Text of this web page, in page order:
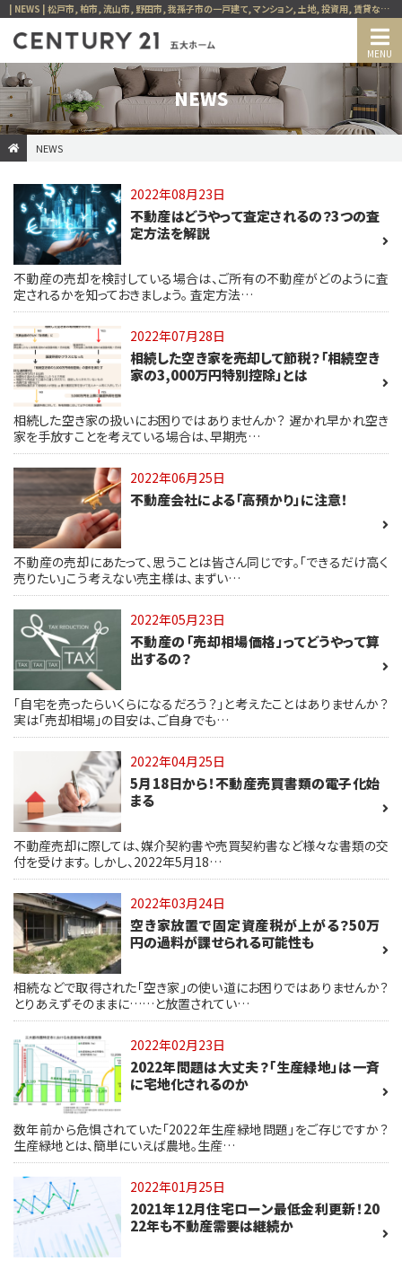
| NEWS | 松戸市, 柏市, 流山市, 野田市, 我孫子市の一戸建て, マンション, 土地, 投資用, 賃貸など、不動産の事ならセンチュリー21五大ホーム
NEWS
NEWS
2022年08月23日
不動産はどうやって査定されるの？3つの査
定方法を解説
不動産の売却を検討している場合は、ご所有の不動産がどのように査
定されるかを知っておきましょう。 査定方法…
2022年07月28日
相続した空き家を売却して節税？「相続空き
家の3,000万円特別控除」とは
相続した空き家の扱いにお困りではありませんか？ 遅かれ早かれ空き
家を手放すことを考えている場合は、早期売…
2022年06月25日
不動産会社による「高預かり」に注意！
不動産の売却にあたって、思うことは皆さん同じです。「できるだけ高く
売りたい」こう考えない売主様は、まずい…
2022年05月23日
不動産の「売却相場価格」ってどうやって算
出するの？
「自宅を売ったらいくらになるだろう？」と考えたことはありませんか？
実は「売却相場」の目安は、ご自身でも…
2022年04月25日
5月18日から！不動産売買書類の電子化始
まる
不動産売却に際しては、媒介契約書や売買契約書など様々な書類の交
付を受けます。 しかし、2022年5月18…
2022年03月24日
空き家放置で固定資産税が上がる？50万
円の過料が課せられる可能性も
相続などで取得された「空き家」の使い道にお困りではありませんか？
とりあえずそのままに……と放置されてい…
2022年02月23日
2022年問題は大丈夫？「生産緑地」は一斉
に宅地化されるのか
数年前から危惧されていた「2022年生産緑地問題」をご存じですか？
生産緑地とは、簡単にいえば農地。生産…
2022年01月25日
2021年12月住宅ローン最低金利更新！20
22年も不動産需要は継続か